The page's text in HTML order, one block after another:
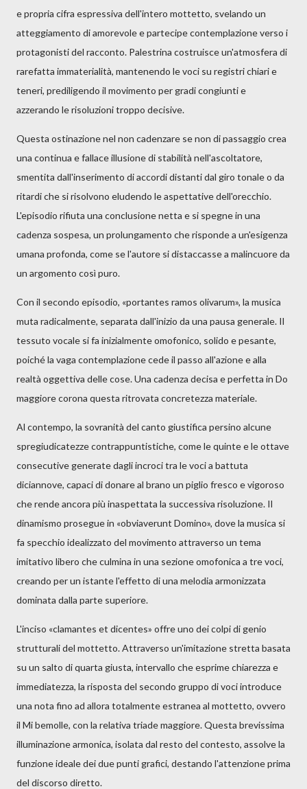
e propria cifra espressiva dell'intero mottetto, svelando un
atteggiamento di amorevole e partecipe contemplazione verso i
protagonisti del racconto. Palestrina costruisce un'atmosfera di
rarefatta immaterialità, mantenendo le voci su registri chiari e
teneri, prediligendo il movimento per gradi congiunti e
azzerando le risoluzioni troppo decisive.
Questa ostinazione nel non cadenzare se non di passaggio crea
una continua e fallace illusione di stabilità nell'ascoltatore,
smentita dall'inserimento di accordi distanti dal giro tonale o da
ritardi che si risolvono eludendo le aspettative dell'orecchio.
L'episodio rifiuta una conclusione netta e si spegne in una
cadenza sospesa, un prolungamento che risponde a un'esigenza
umana profonda, come se l'autore si distaccasse a malincuore da
un argomento così puro.
Con il secondo episodio, «portantes ramos olivarum», la musica
muta radicalmente, separata dall'inizio da una pausa generale. Il
tessuto vocale si fa inizialmente omofonico, solido e pesante,
poiché la vaga contemplazione cede il passo all'azione e alla
realtà oggettiva delle cose. Una cadenza decisa e perfetta in Do
maggiore corona questa ritrovata concretezza materiale.
Al contempo, la sovranità del canto giustifica persino alcune
spregiudicatezze contrappuntistiche, come le quinte e le ottave
consecutive generate dagli incroci tra le voci a battuta
diciannove, capaci di donare al brano un piglio fresco e vigoroso
che rende ancora più inaspettata la successiva risoluzione. Il
dinamismo prosegue in «obviaverunt Domino», dove la musica si
fa specchio idealizzato del movimento attraverso un tema
imitativo libero che culmina in una sezione omofonica a tre voci,
creando per un istante l'effetto di una melodia armonizzata
dominata dalla parte superiore.
L'inciso «clamantes et dicentes» offre uno dei colpi di genio
strutturali del mottetto. Attraverso un'imitazione stretta basata
su un salto di quarta giusta, intervallo che esprime chiarezza e
immediatezza, la risposta del secondo gruppo di voci introduce
una nota fino ad allora totalmente estranea al mottetto, ovvero
il Mi bemolle, con la relativa triade maggiore. Questa brevissima
illuminazione armonica, isolata dal resto del contesto, assolve la
funzione ideale dei due punti grafici, destando l'attenzione prima
del discorso diretto.